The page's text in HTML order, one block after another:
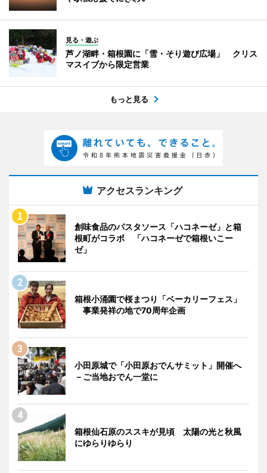
見る・遊ぶ
芦ノ湖畔・箱根園に「雪・そり遊び広場」 クリス
マスイブから限定営業
もっと見る
アクセスランキング
創味食品のパスタソース「ハコネーゼ」と箱
根町がコラボ 「ハコネーゼで箱根いこー
ゼ」
箱根小涌園で桜まつり「ベーカリーフェス」
事業発祥の地で70周年企画
小田原城で「小田原おでんサミット」開催へ
－ご当地おでん一堂に
箱根仙石原のススキが見頃 太陽の光と秋風
にゆらりゆらり